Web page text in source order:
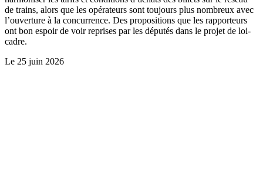
de trains, alors que les opérateurs sont toujours plus nombreux avec
l’ouverture à la concurrence. Des propositions que les rapporteurs
ont bon espoir de voir reprises par les députés dans le projet de loi-
cadre.
Le 25 juin 2026